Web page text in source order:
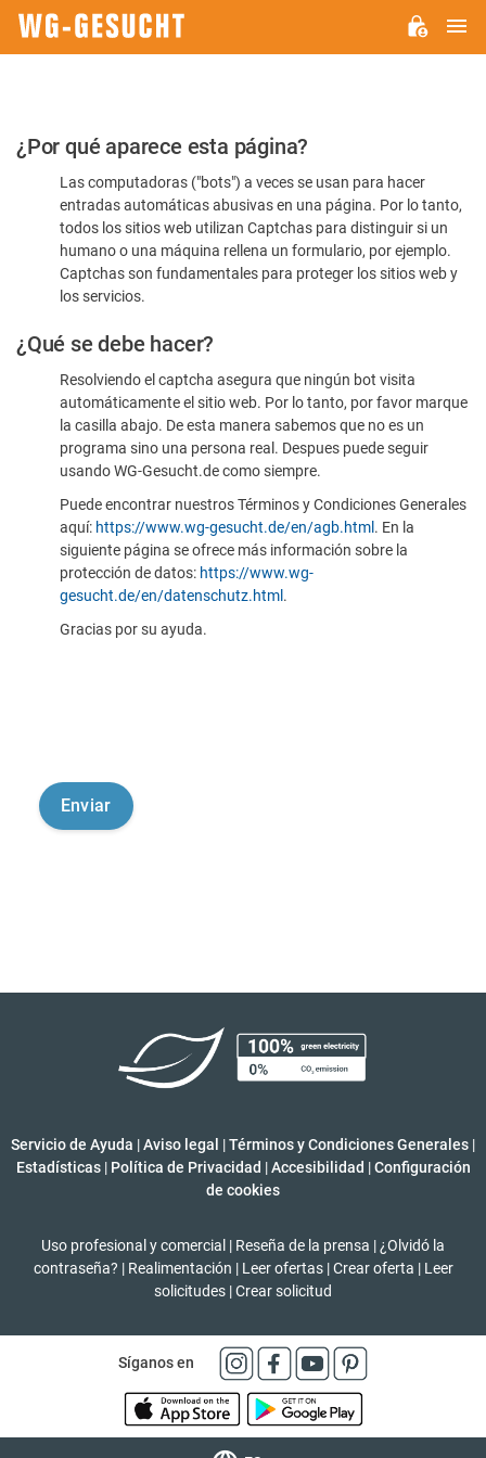
Por
favor,
confirme
humano
¿Por qué aparece esta página?
Las computadoras ("bots") a veces se usan para hacer
entradas automáticas abusivas en una página. Por lo tanto,
todos los sitios web utilizan Captchas para distinguir si un
humano o una máquina rellena un formulario, por ejemplo.
Captchas son fundamentales para proteger los sitios web y
los servicios.
¿Qué se debe hacer?
Resolviendo el captcha asegura que ningún bot visita
automáticamente el sitio web. Por lo tanto, por favor marque
la casilla abajo. De esta manera sabemos que no es un
programa sino una persona real. Despues puede seguir
usando WG-Gesucht.de como siempre.
Puede encontrar nuestros Términos y Condiciones Generales
aquí: https://www.wg-gesucht.de/en/agb.html . En la
siguiente página se ofrece más información sobre la
protección de datos: https://www.wg-
gesucht.de/en/datenschutz.html .
Gracias por su ayuda.
Servicio de Ayuda |Aviso legal |Términos y Condiciones Generales |
Estadísticas | Política de Privacidad | Accesibilidad | Configuración
de cookies
Uso profesional y comercial | Reseña de la prensa | ¿Olvidó la
contraseña? | Realimentación | Leer ofertas | Crear oferta | Leer
solicitudes |Crear solicitud
Síganos en